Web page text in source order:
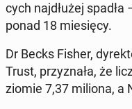
cych naj­dłu­żej
ponad 18 mie­się­cy.
Dr Becks Fisher,
Trust, przy­zna­ła, że
zio­mie 7,37 miliona, a